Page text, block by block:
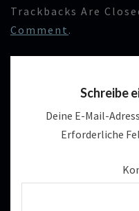
Trackbacks Are
Comment .
Schreibe
Deine E-Mail-
Erforderliche